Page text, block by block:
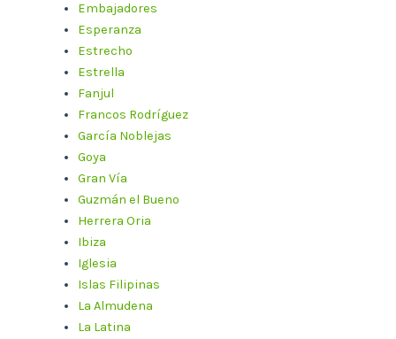
Embajadores
Esperanza
Estrecho
Estrella
Fanjul
Francos Rodríguez
García Noblejas
Goya
Gran Vía
Guzmán el Bueno
Herrera Oria
Ibiza
Iglesia
Islas Filipinas
La Almudena
La Latina